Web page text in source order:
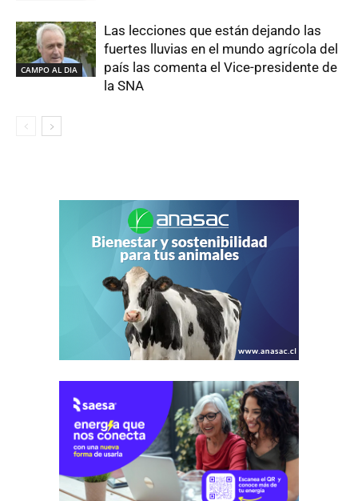
CAMPO AL DIA
Las lecciones que están dejando las
fuertes lluvias en el mundo agrícola del
país las comenta el Vice-presidente de
la SNA